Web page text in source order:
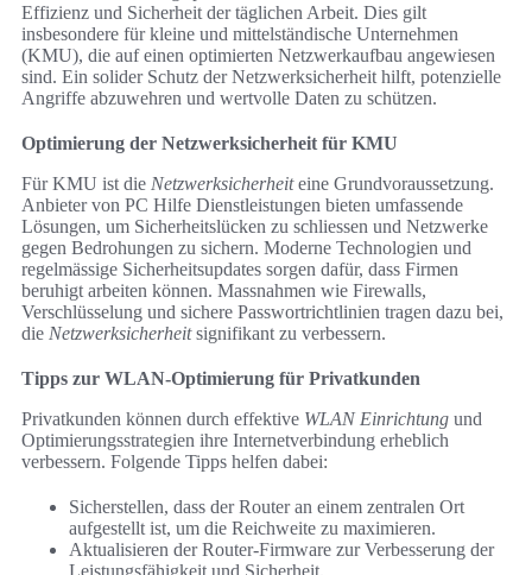
Effizienz und Sicherheit der täglichen Arbeit. Dies gilt
insbesondere für kleine und mittelständische Unternehmen
(KMU), die auf einen optimierten Netzwerkaufbau angewiesen
sind. Ein solider Schutz der Netzwerksicherheit hilft, potenzielle
Angriffe abzuwehren und wertvolle Daten zu schützen.
Optimierung der Netzwerksicherheit für KMU
Für KMU ist die Netzwerksicherheiteine Grundvoraussetzung.
Anbieter von PC Hilfe Dienstleistungen bieten umfassende
Lösungen, um Sicherheitslücken zu schliessen und Netzwerke
gegen Bedrohungen zu sichern. Moderne Technologien und
regelmässige Sicherheitsupdates sorgen dafür, dass Firmen
beruhigt arbeiten können. Massnahmen wie Firewalls,
Verschlüsselung und sichere Passwortrichtlinien tragen dazu bei,
die Netzwerksicherheitsignifikant zu verbessern.
Tipps zur WLAN-Optimierung für Privatkunden
Privatkunden können durch effektive WLAN Einrichtung und
Optimierungsstrategien ihre Internetverbindung erheblich
verbessern. Folgende Tipps helfen dabei:
Sicherstellen, dass der Router an einem zentralen Ort
aufgestellt ist, um die Reichweite zu maximieren.
Aktualisieren der Router-Firmware zur Verbesserung der